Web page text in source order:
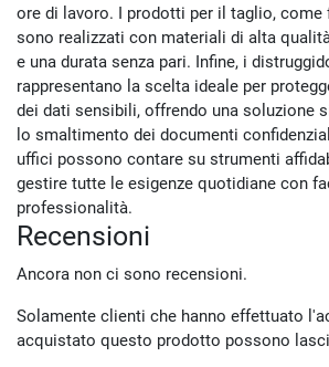
ore di lavoro. I prodotti per il taglio,
sono realizzati con materiali di alta
e una durata senza pari. Infine, i
rappresentano la scelta ideale per
dei dati sensibili, offrendo una soluzione
lo smaltimento dei documenti
uffici possono contare su strumenti
gestire tutte le esigenze quotidiane con
professionalità.
Recensioni
Ancora non ci sono recensioni.
Solamente clienti che hanno effettuato
acquistato questo prodotto possono